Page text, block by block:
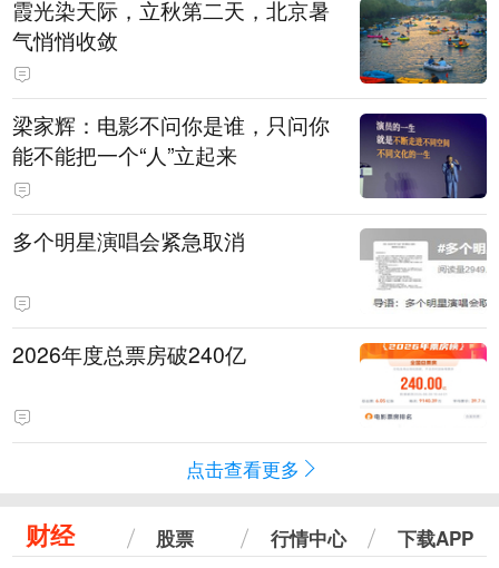
霞光染天际，立秋第二天，北京暑
气悄悄收敛
梁家辉：电影不问你是谁，只问你
能不能把一个“人”立起来
多个明星演唱会紧急取消
2026年度总票房破240亿
点击查看更多
财经 股票 行情中心 下载APP